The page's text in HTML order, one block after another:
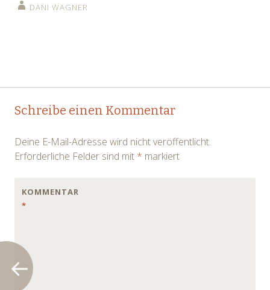
DANI WAGNER
Post
Schreibe einen Kommentar
Deine E-Mail-Adresse wird nicht veröffentlicht.
Erforderliche Felder sind mit * markiert
KOMMENTAR
*